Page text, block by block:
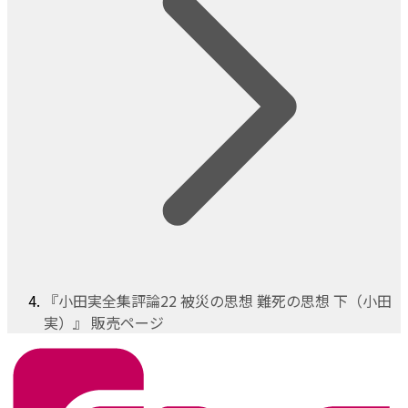
『小田実全集評論22 被災の思想 難死の思想 下（小田
実）』 販売ページ